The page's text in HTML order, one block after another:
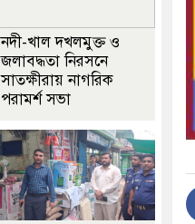
নদী-খাল দখলমুক্ত ও
জলাবদ্ধতা নিরসনে
সাতক্ষীরায় নাগরিক
পরামর্শ সভা